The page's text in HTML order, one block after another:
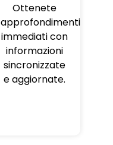
Ottenete
approfondimenti
immediati con
informazioni
sincronizzate
e aggiornate.